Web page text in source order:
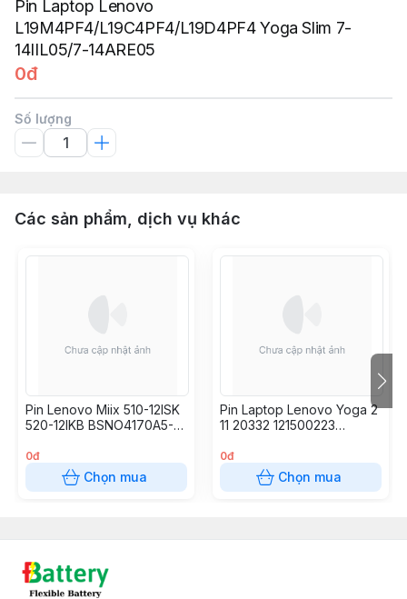
Pin Laptop Lenovo
L19M4PF4/L19C4PF4/L19D4PF4 Yoga Slim 7-
14IIL05/7-14ARE05
0đ
Số lượng
Các sản phẩm, dịch vụ khác
Pin Lenovo Miix 510-12ISK
520-12IKB BSNO4170A5-
0đ
Chọn mua
Pin Laptop Lenovo Yoga 2
11 20332 121500223
L13L4P21
0đ
Chọn mua